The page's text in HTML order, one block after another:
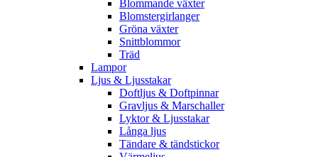
Blommande växter
Blomstergirlanger
Gröna växter
Snittblommor
Träd
Lampor
Ljus & Ljusstakar
Doftljus & Doftpinnar
Gravljus & Marschaller
Lyktor & Ljusstakar
Långa ljus
Tändare & tändstickor